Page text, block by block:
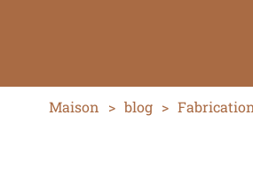
Maison > blog >